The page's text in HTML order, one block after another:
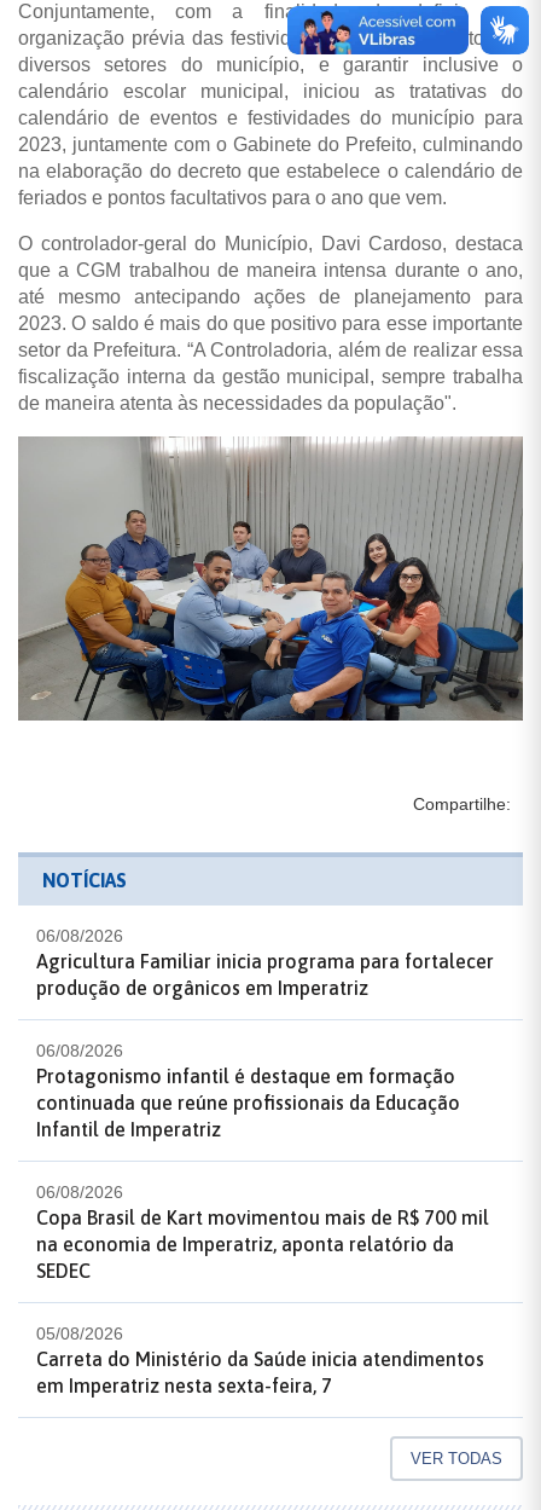
Conjuntamente, com a finalidade de definir uma
organização prévia das festividades e funcionamento dos
diversos setores do município, e garantir inclusive o
calendário escolar municipal, iniciou as tratativas do
calendário de eventos e festividades do município para
2023, juntamente com o Gabinete do Prefeito, culminando
na elaboração do decreto que estabelece o calendário de
feriados e pontos facultativos para o ano que vem.
O controlador-geral do Município, Davi Cardoso, destaca
que a CGM trabalhou de maneira intensa durante o ano,
até mesmo antecipando ações de planejamento para
2023. O saldo é mais do que positivo para esse importante
setor da Prefeitura. “A Controladoria, além de realizar essa
fiscalização interna da gestão municipal, sempre trabalha
de maneira atenta às necessidades da população".
Compartilhe:
NOTÍCIAS
06/08/2026
Agricultura Familiar inicia programa para fortalecer
produção de orgânicos em Imperatriz
06/08/2026
Protagonismo infantil é destaque em formação
continuada que reúne profissionais da Educação
Infantil de Imperatriz
06/08/2026
Copa Brasil de Kart movimentou mais de R$ 700 mil
na economia de Imperatriz, aponta relatório da
SEDEC
05/08/2026
Carreta do Ministério da Saúde inicia atendimentos
em Imperatriz nesta sexta-feira, 7
VER TODAS